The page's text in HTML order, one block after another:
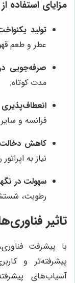
مزایای
تولید
عطر و طعم
صرفه‌جویی
مدت کوتاه.
فرانسه و
کاهش دخالت
نیاز به
سهولت در
رطوبت،
تاثیر
با پیشرفت
پیشرفته‌تر و
آسیاب‌های